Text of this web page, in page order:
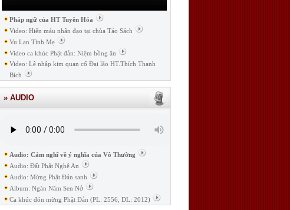
Pháp ngữ của HT Tuyên Hóa
Video: Hiến máu nhân đạo tại chùa Tảo Sách
Vu Lan Tình Mẹ
Video ca khúc Phật đản: Niệm hồng ân
Video: Lễ nhập kim quan cố Đại lão HT.Thích Thanh
Bích
» AUDIO
Audio: Cảm nghĩ về ý nghĩa của Vô Thường
Audio: Đất Phật Nghệ An
Audio: Mừng Phật Đản sanh
Album: Ngàn Năm Sen Nở
Ca khúc đón mừng Phật Đản (PL: 2556, DL: 2012)